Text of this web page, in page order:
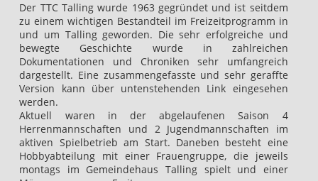
Der TTC Talling wurde 1963 gegründet und ist seitdem
zu einem wichtigen Bestandteil im Freizeitprogramm in
und um Talling geworden. Die sehr erfolgreiche und
bewegte Geschichte wurde in zahlreichen
Dokumentationen und Chroniken sehr umfangreich
dargestellt. Eine zusammengefasste und sehr geraffte
Version kann über untenstehenden Link eingesehen
werden.
Aktuell waren in der abgelaufenen Saison 4
Herrenmannschaften und 2 Jugendmannschaften im
aktiven Spielbetrieb am Start. Daneben besteht eine
Hobbyabteilung mit einer Frauengruppe, die jeweils
montags im Gemeindehaus Talling spielt und einer